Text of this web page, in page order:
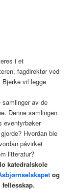
i et
fagdirektør ved
vil legge
av de
Denne samlingen
eventyrbøker
Hvordan ble
påvirket
litteratur?
katedralskole
og